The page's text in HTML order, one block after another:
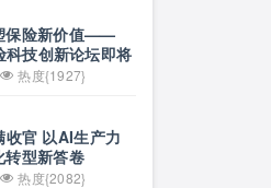
保险新价值——
技创新论坛即将
热度{1927}
官 以AI生产力
转型新答卷
热度{2082}